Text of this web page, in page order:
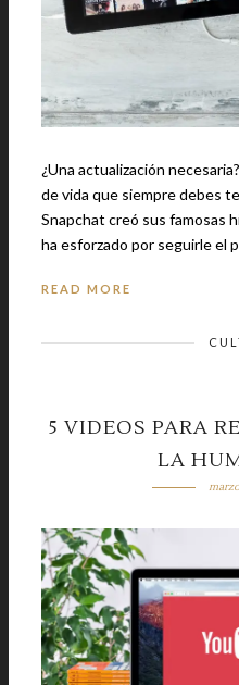
¿Una actualización necesaria? Te recomendamos: 6 reglas
de vida que siempre debes tener
Snapchat creó sus famosas
ha esforzado por seguirle el
READ MORE
5 VIDEOS PARA
LA
marzo